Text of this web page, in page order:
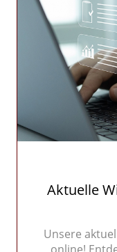
Aktuelle
Unsere